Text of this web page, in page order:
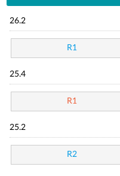
26.2
R1
25.4
R1
25.2
R2